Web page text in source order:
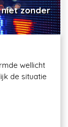
niet zonder
wellicht
de situatie